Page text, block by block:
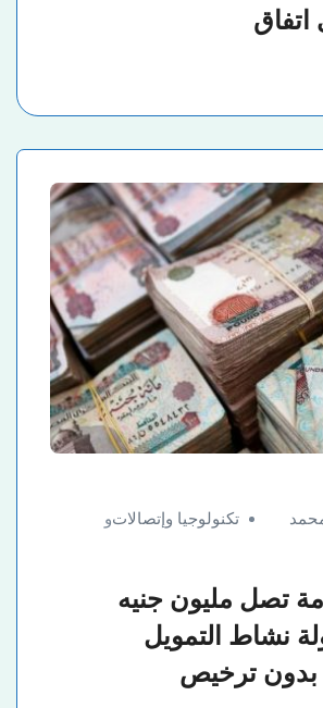
اتفاق
تكنولوجيا وإتصالاتو
تصل مليون جنيه
نشاط التمويل
بدون ترخيص